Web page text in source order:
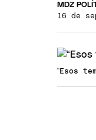
MDZ
16 de
“Esos